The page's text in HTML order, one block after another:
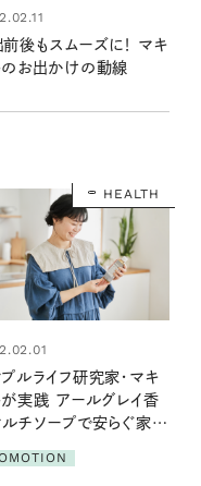
後もスムーズに！ マキ
のお出かけの動線
HEALTH
ルライフ研究家・マキ
が実践 アールグレイ香
ルチソープで安らぐ家事